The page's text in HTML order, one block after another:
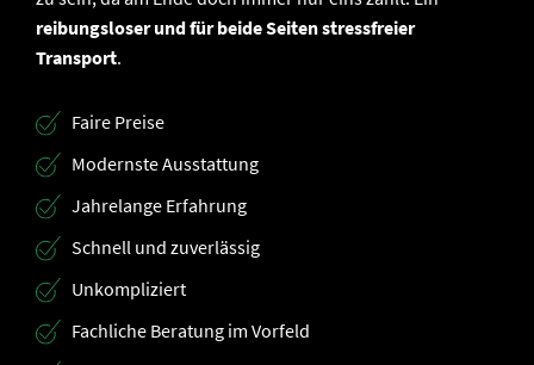
reibungsloser und für beide Seiten stressfreier
Transport.
Faire Preise
Modernste Ausstattung
Jahrelange Erfahrung
Schnell und zuverlässig
Unkompliziert
Fachliche Beratung im Vorfeld